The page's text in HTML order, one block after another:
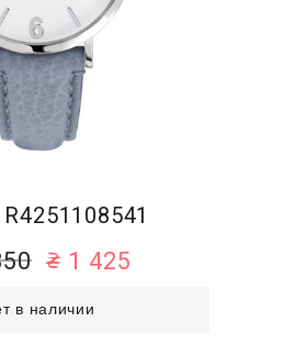
R4251108541
1 425
в наличии